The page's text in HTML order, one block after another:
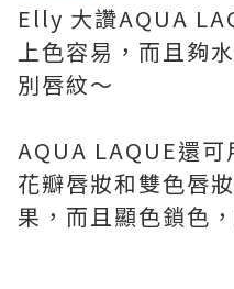
Elly 大讚AQUA
上色容易，而且夠
別唇紋～
AQUA LAQUE還可
花瓣唇妝和雙色唇
果，而且顯色鎖色